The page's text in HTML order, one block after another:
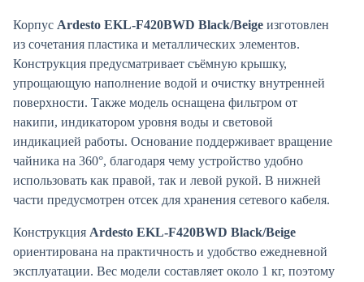
Корпус Ardesto EKL-F420BWD Black/Beige изготовлен
из сочетания пластика и металлических элементов.
Конструкция предусматривает съёмную крышку,
упрощающую наполнение водой и очистку внутренней
поверхности. Также модель оснащена фильтром от
накипи, индикатором уровня воды и световой
индикацией работы. Основание поддерживает вращение
чайника на 360°, благодаря чему устройство удобно
использовать как правой, так и левой рукой. В нижней
части предусмотрен отсек для хранения сетевого кабеля.
Конструкция Ardesto EKL-F420BWD Black/Beige
ориентирована на практичность и удобство ежедневной
эксплуатации. Вес модели составляет около 1 кг, поэтому